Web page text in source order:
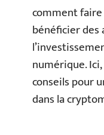
comment
bénéficier des
numérique.
conseils pour
dans la